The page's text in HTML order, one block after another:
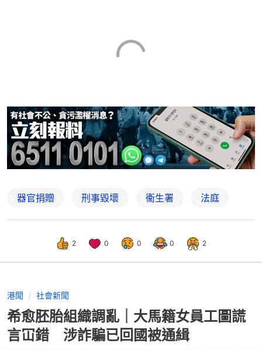
器官捐贈 刑事毀壞 衞生署 法庭
2 0 0 0 2
港聞 社會新聞
希愈胚胎組織調亂｜大馬籍女員工圖謊
言冚錯 涉詐騙已回國被通緝